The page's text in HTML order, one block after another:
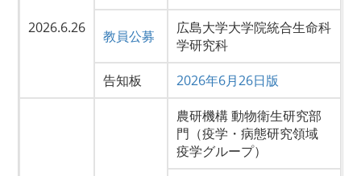
2026.6.26 教員公募
広島大学大学院統合生命科
学研究科
告知板
2026年6月26日版
農研機構 動物衛生研究部
門（疫学・病態研究領域
疫学グループ）